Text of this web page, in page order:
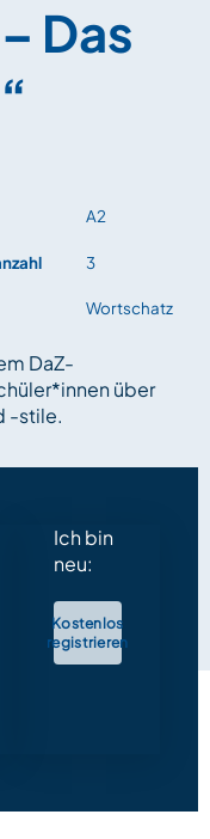
Das
A2
3
Wortschatz
DaZ-
über
-stile.
Ich bin
neu:
Kostenlos
registrieren